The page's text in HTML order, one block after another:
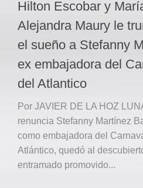
Internacional
OPINIÓN
Contactenos
facebook
Twitter
Instagram
Registro ISSN: 2711-3299
Hilton Escobar y
Alejandra Maury le
el sueño a Stefanny
ex embajadora del
del Atlantico
Por JAVIER DE LA HOZ
renuncia Stefanny Martínez
como embajadora del
Atlántico, quedó al
entramado promovido...